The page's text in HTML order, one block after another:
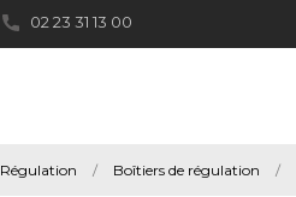
02 23 31 13 00
Régulation Boîtiers de régulation